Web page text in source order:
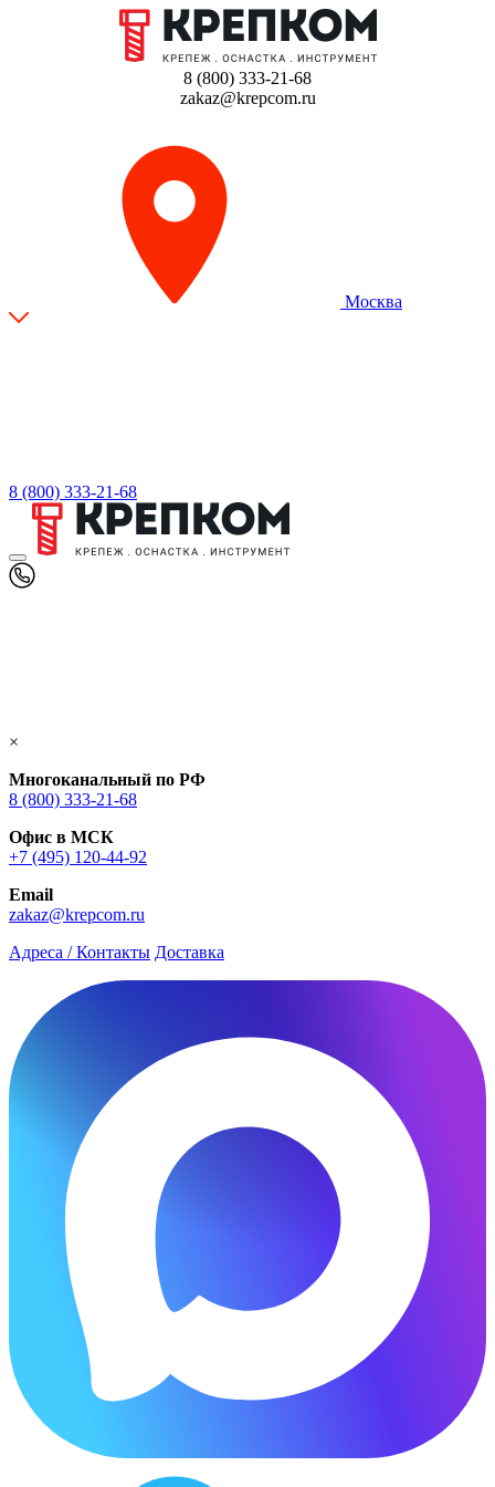
8 (800) 333-21-68
zakaz@krepcom.ru
Москва
8 (800) 333-21-68
×
Многоканальный по РФ
8 (800) 333‑21-68
Офис в МСК
+7 (495) 120-44-92
Email
zakaz@krepcom.ru
Адреса / Контакты Доставка